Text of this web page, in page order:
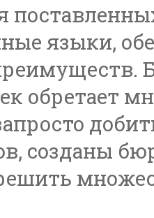
языки,
обретает
созданы